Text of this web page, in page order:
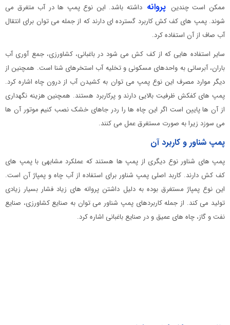
ممکن است چندین پروانه داشته باشد. این نوع پمپ ها در آب متغرق می
شوند. پمپ های کف کش کاربرد گسترده ای دارند که از جمله می توان برای انتقال
آب صاف از آن استفاده کرد.
سایر استفاده هایی که از کف کش می شود در باغبانی، کشاورزی، جمع آوری آب
باران، آبرسانی به واحدهای مسکونی و تخلیه آب استخرهای شنا است. همچنین از
دیگر موارد مصرف این نوع پمپ می توان به کشیدن آب از درون چاه اشاره کرد.
پمپ های کفکش ظرفیت بالایی دارند و پرکاربرد هستند. همچنین هزینه نگهداری
از آن ها پایین است اگر این چاه ها را ردر جاهای خشک نصب کنیم موتور آن ها
می سوزد زیرا به صورت مستغرق عمل می کنند.
پمپ شناور و کاربرد آن
پمپ های شناور نوع دیگری از پمپ ها هستند که عملکرد مشابهی با پمپ های
کف کش دارند. کاربد اصلی پمپ شناور برای استفاده از آب چاه و پمپاژ آن است.
این نوع پمپاژ مستغرق بوده به دلیل داشتن پروانه های زیاد فشار بسیار زیادی
تولید می کند. از جمله کاربردهای پمپ شناور می توان به صنایع کشاورزی، صنایع
نفت و گاز، چاه های عمیق و در صنایع باغبانی اشاره کرد.